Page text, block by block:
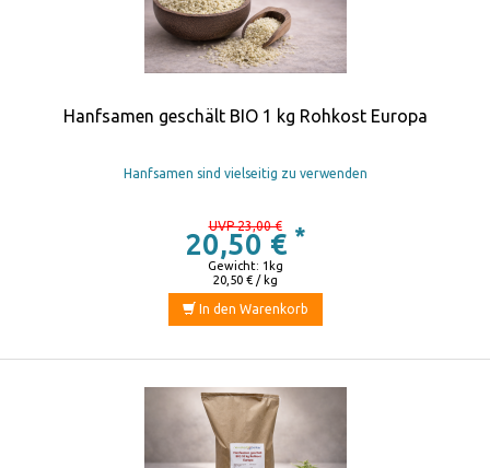
Hanfsamen geschält BIO 1 kg Rohkost Europa
Hanfsamen sind vielseitig zu verwenden
UVP 23,00 €
20,50 € *
20,50 € / kg
Gewicht: 1kg
In den Warenkorb